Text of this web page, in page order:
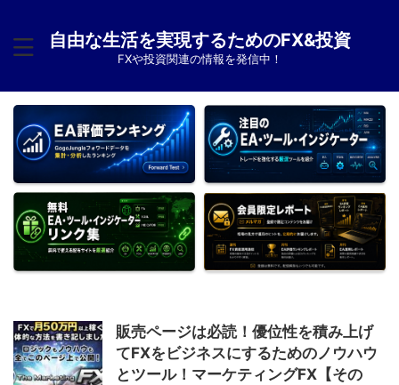
自由な生活を実現するためのFX&投資
FXや投資関連の情報を発信中！
販売ページは必読！優位性を積み上げ
てFXをビジネスにするためのノウハウ
とツール！マーケティングFX【その